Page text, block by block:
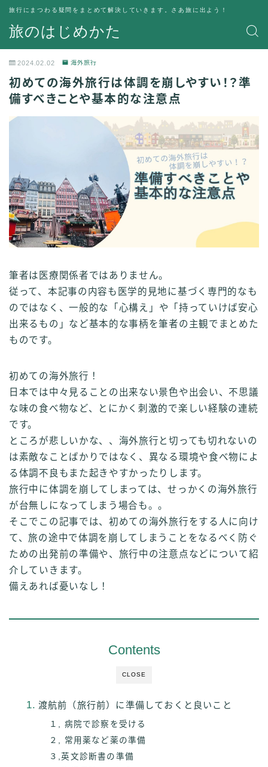
旅のはじめかた
旅行にまつわる疑問をまとめて解決していきます。さあ旅に出よう！
2024.02.02 海外旅行
初めての海外旅行は体調を崩しやすい！？準
備すべきことや基本的な注意点
筆者は医療関係者ではありません。
従って、本記事の内容も医学的見地に基づく専門的なも
のではなく、一般的な
「心構え」や「持っていけば安心
出来るもの」など基本的な事柄を筆者の主観でまとめた
ものです。
初めての海外旅行！
日本では中々見ることの出来ない景色や出会い、不思議
な味の食べ物など、とにかく刺激的で楽しい経験の連続
です。
ところが悲しいかな、、海外旅行と切っても切れないの
は素敵なことばかりではなく、異なる環境や食べ物によ
る体調不良もまた起きやすかったりします。
旅行中に体調を崩してしまっては、せっかくの海外旅行
が台無しになってしまう場合も。。
そこでこの記事では、初めての海外旅行をする人に向け
て、旅の途中で体調を崩してしまうことをなるべく防ぐ
ための出発前の準備や、旅行中の注意点などについて紹
介していきます。
備えあれば憂いなし！
CLOSE
Contents
渡航前（旅行前）に準備しておくと良いこと
１, 病院で診察を受ける
２, 常用薬など薬の準備
３,英文診断書の準備